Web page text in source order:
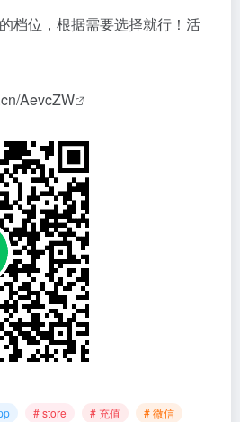
档位，根据需要选择就行！活
AevcZW
# store # 充值 # 微信